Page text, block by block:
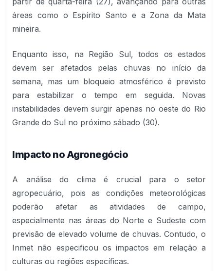
áreas como o Espírito Santo e a Zona da Mata
mineira.
Enquanto isso, na Região Sul, todos os estados
devem ser afetados pelas chuvas no início da
semana, mas um bloqueio atmosférico é previsto
para estabilizar o tempo em seguida. Novas
instabilidades devem surgir apenas no oeste do Rio
Grande do Sul no próximo sábado (30).
Impacto no Agronegócio
A análise do clima é crucial para o setor
agropecuário, pois as condições meteorológicas
poderão afetar as atividades de campo,
especialmente nas áreas do Norte e Sudeste com
previsão de elevado volume de chuvas. Contudo, o
Inmet não especificou os impactos em relação a
culturas ou regiões específicas.